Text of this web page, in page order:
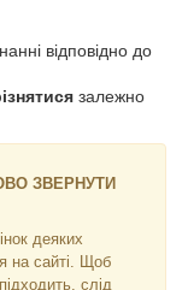
відповідно до
залежно
ЗВЕРНУТИ
деяких
на сайті. Щоб
слід